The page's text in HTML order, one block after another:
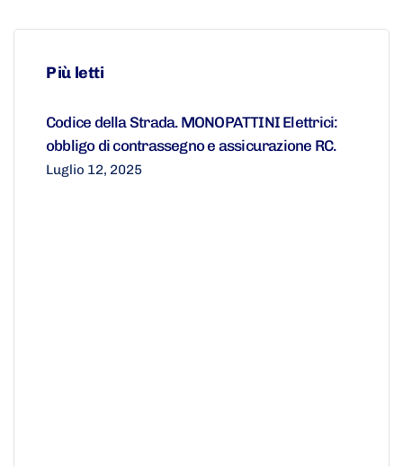
Più letti
Codice della Strada. MONOPATTINI Elettrici:
obbligo di contrassegno e assicurazione RC.
Luglio 12, 2025